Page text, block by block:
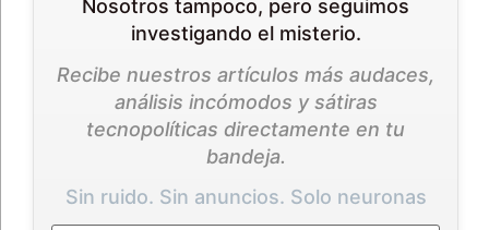
Nosotros tampoco, pero seguimos
investigando el misterio.
Recibe nuestros artículos más audaces,
análisis incómodos y sátiras
tecnopolíticas directamente en tu
bandeja.
Sin ruido. Sin anuncios. Solo neuronas